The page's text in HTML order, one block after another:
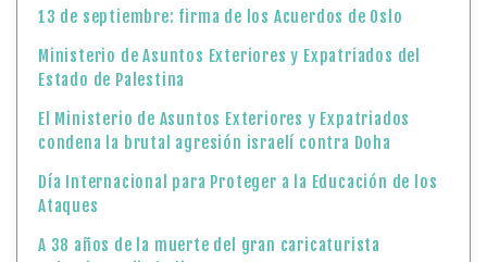
13 de septiembre: firma de los Acuerdos de Oslo
Ministerio de Asuntos Exteriores y Expatriados del
Estado de Palestina
El Ministerio de Asuntos Exteriores y Expatriados
condena la brutal agresión israelí contra Doha
Día Internacional para Proteger a la Educación de los
Ataques
A 38 años de la muerte del gran caricaturista